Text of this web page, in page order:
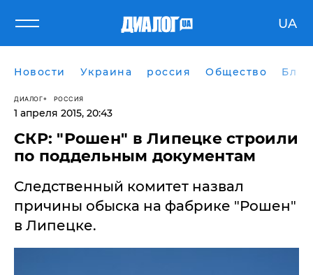
UA
Новости Украина россия Общество
ДИАЛОГ РОССИЯ
1 апреля 2015, 20:43
СКР: "Рошен" в Липецке строили
по поддельным документам
Следственный комитет назвал
причины обыска на фабрике "Рошен"
в Липецке.